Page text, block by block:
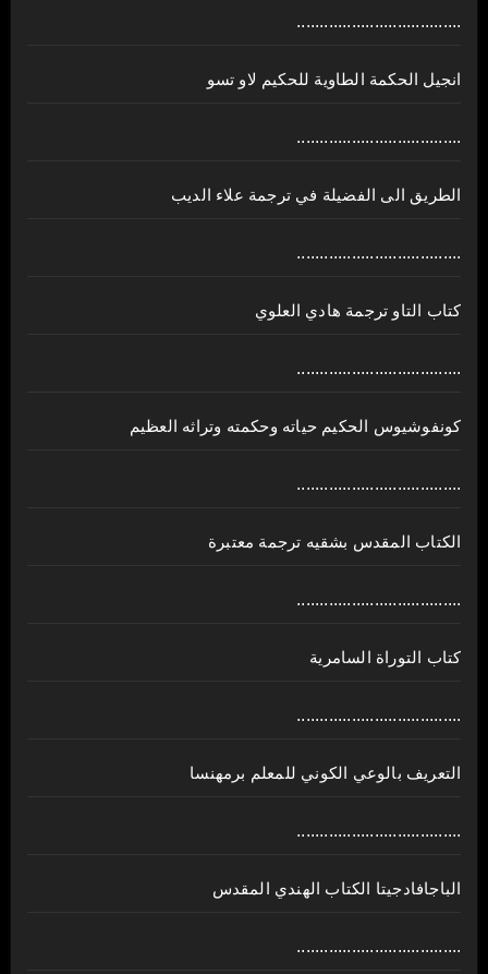
....................................
انجيل الحكمة الطاوية للحكيم لاو تسو
....................................
الطريق الى الفضيلة في ترجمة علاء الديب
....................................
كتاب التاو ترجمة هادي العلوي
....................................
كونفوشيوس الحكيم حياته وحكمته وتراثه العظيم
....................................
الكتاب المقدس بشقيه ترجمة معتبرة
....................................
كتاب التوراة السامرية
....................................
ﺍﻟﺘﻌﺮﻳﻒ ﺑﺎﻟﻮﻋﻲ ﺍﻟﻜﻮﻧﻲ للمعلم برمهنسا
....................................
الباجافادجيتا الكتاب الهندي المقدس
....................................